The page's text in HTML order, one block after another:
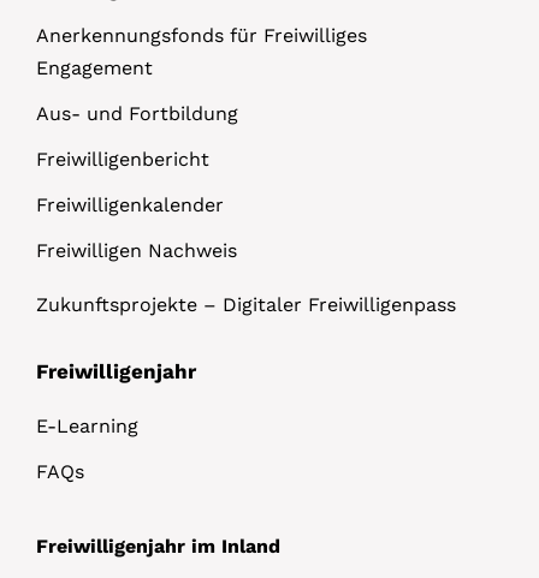
Anerkennungsfonds für Freiwilliges
Engagement
Aus- und Fortbildung
Freiwilligenbericht
Freiwilligenkalender
Freiwilligen Nachweis
Zukunftsprojekte – Digitaler Freiwilligenpass
Freiwilligenjahr
E-Learning
FAQs
Freiwilligenjahr im Inland